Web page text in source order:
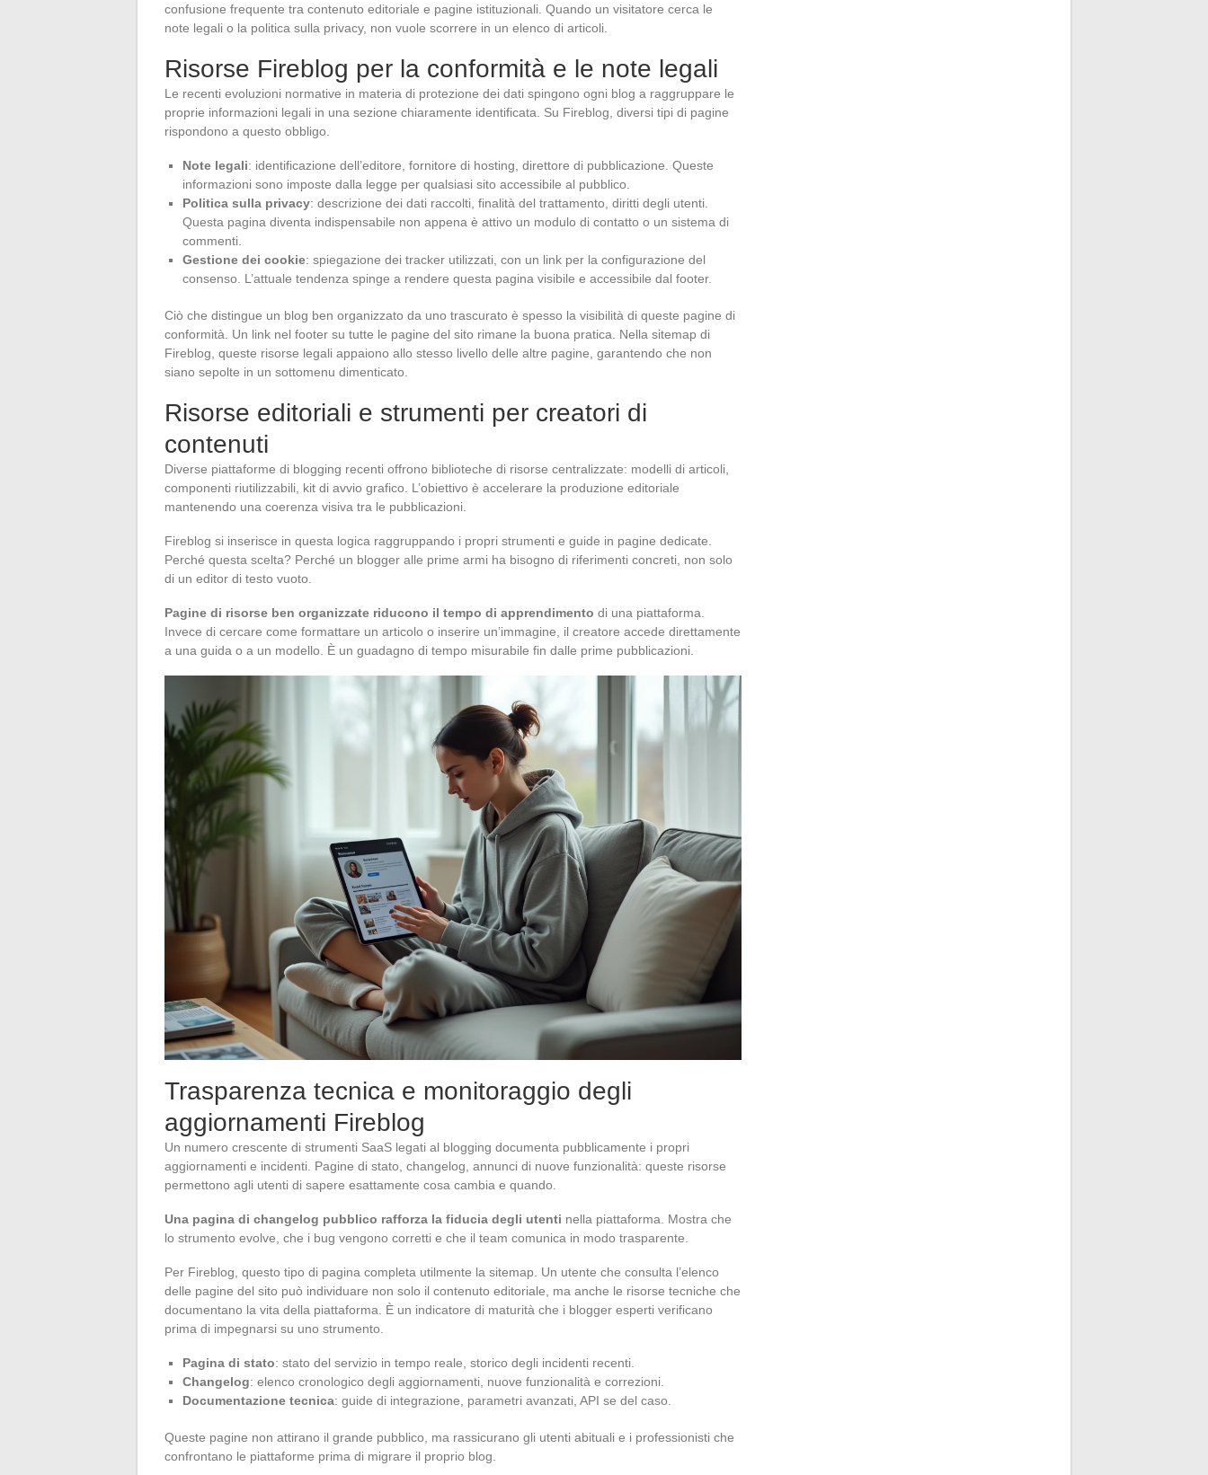
confusione frequente tra contenuto editoriale e pagine istituzionali. Quando un visitatore cerca le
note legali o la politica sulla privacy, non vuole scorrere in un elenco di articoli.
Risorse Fireblog per la conformità e le note legali
Le recenti evoluzioni normative in materia di protezione dei dati spingono ogni blog a raggruppare le
proprie informazioni legali in una sezione chiaramente identificata. Su Fireblog, diversi tipi di pagine
rispondono a questo obbligo.
Note legali: identificazione dell’editore, fornitore di hosting, direttore di pubblicazione. Queste
informazioni sono imposte dalla legge per qualsiasi sito accessibile al pubblico.
Politica sulla privacy: descrizione dei dati raccolti, finalità del trattamento, diritti degli utenti.
Questa pagina diventa indispensabile non appena è attivo un modulo di contatto o un sistema di
commenti.
Gestione dei cookie: spiegazione dei tracker utilizzati, con un link per la configurazione del
consenso. L’attuale tendenza spinge a rendere questa pagina visibile e accessibile dal footer.
Ciò che distingue un blog ben organizzato da uno trascurato è spesso la visibilità di queste pagine di
conformità. Un link nel footer su tutte le pagine del sito rimane la buona pratica. Nella sitemap di
Fireblog, queste risorse legali appaiono allo stesso livello delle altre pagine, garantendo che non
siano sepolte in un sottomenu dimenticato.
Risorse editoriali e strumenti per creatori di
contenuti
Diverse piattaforme di blogging recenti offrono biblioteche di risorse centralizzate: modelli di articoli,
componenti riutilizzabili, kit di avvio grafico. L’obiettivo è accelerare la produzione editoriale
mantenendo una coerenza visiva tra le pubblicazioni.
Fireblog si inserisce in questa logica raggruppando i propri strumenti e guide in pagine dedicate.
Perché questa scelta? Perché un blogger alle prime armi ha bisogno di riferimenti concreti, non solo
di un editor di testo vuoto.
Pagine di risorse ben organizzate riducono il tempo di apprendimento di una piattaforma.
Invece di cercare come formattare un articolo o inserire un’immagine, il creatore accede direttamente
a una guida o a un modello. È un guadagno di tempo misurabile fin dalle prime pubblicazioni.
Trasparenza tecnica e monitoraggio degli
aggiornamenti Fireblog
Un numero crescente di strumenti SaaS legati al blogging documenta pubblicamente i propri
aggiornamenti e incidenti. Pagine di stato, changelog, annunci di nuove funzionalità: queste risorse
permettono agli utenti di sapere esattamente cosa cambia e quando.
Una pagina di changelog pubblico rafforza la fiducia degli utenti nella piattaforma. Mostra che
lo strumento evolve, che i bug vengono corretti e che il team comunica in modo trasparente.
Per Fireblog, questo tipo di pagina completa utilmente la sitemap. Un utente che consulta l’elenco
delle pagine del sito può individuare non solo il contenuto editoriale, ma anche le risorse tecniche che
documentano la vita della piattaforma. È un indicatore di maturità che i blogger esperti verificano
prima di impegnarsi su uno strumento.
Pagina di stato: stato del servizio in tempo reale, storico degli incidenti recenti.
Changelog: elenco cronologico degli aggiornamenti, nuove funzionalità e correzioni.
Documentazione tecnica: guide di integrazione, parametri avanzati, API se del caso.
Queste pagine non attirano il grande pubblico, ma rassicurano gli utenti abituali e i professionisti che
confrontano le piattaforme prima di migrare il proprio blog.